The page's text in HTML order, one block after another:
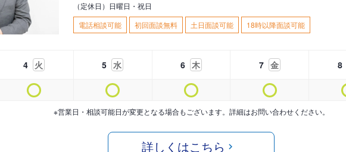
（定休日）日曜日・祝日
電話相談可能
初回面談無料 土日面談可能 18時以降面談可能
4 火 5 水 6 木 7 金 8
※営業日・相談可能日が変更となる場合もございます。詳細はお問い合わせください。
詳しくはこちら